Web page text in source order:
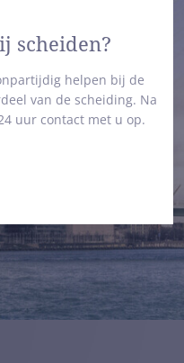
scheiden?
helpen bij de
van de scheiding. Na
uur contact met u op.